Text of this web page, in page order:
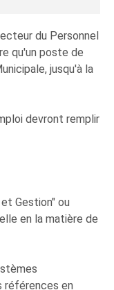
du Personnel
qu'un poste de
jusqu'à la
devront remplir
Gestion" ou
en la matière de
références en